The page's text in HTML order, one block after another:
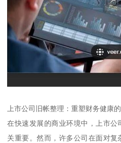
上市公司旧帐整理：重塑财务健康
在快速发展的商业环境中，上市
关重要。然而，许多公司在面对